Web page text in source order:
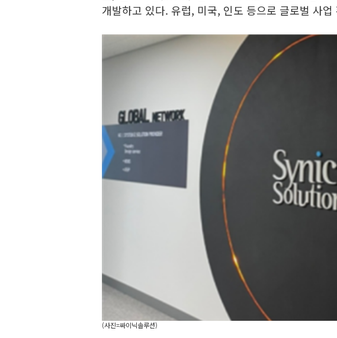
개발하고 있다. 유럽, 미국, 인도 등으로 글로벌 사
(사진=싸이닉솔루션)